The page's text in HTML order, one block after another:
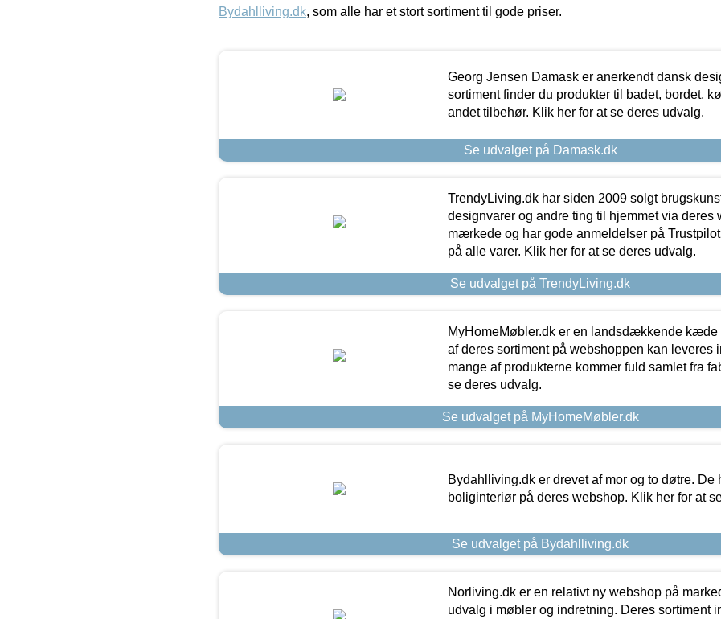
Bydahlliving.dk, som alle har et stort sortiment til gode priser.
Georg Jensen Damask er anerkendt dansk
sortiment finder du produkter til badet, bordet,
andet tilbehør. Klik her for at se deres udvalg.
Se udvalget på Damask.dk
TrendyLiving.dk har siden 2009 solgt
designvarer og andre ting til hjemmet via deres
mærkede og har gode anmeldelser på
på alle varer. Klik her for at se deres udvalg.
Se udvalget på TrendyLiving.dk
MyHomeMøbler.dk er en landsdækkende kæde
af deres sortiment på webshoppen kan leveres
mange af produkterne kommer fuld samlet fra
se deres udvalg.
Se udvalget på MyHomeMøbler.dk
Bydahlliving.dk er drevet af mor og to døtre. De
boliginteriør på deres webshop. Klik her for at
Se udvalget på Bydahlliving.dk
Norliving.dk er en relativt ny webshop på
udvalg i møbler og indretning. Deres sortiment